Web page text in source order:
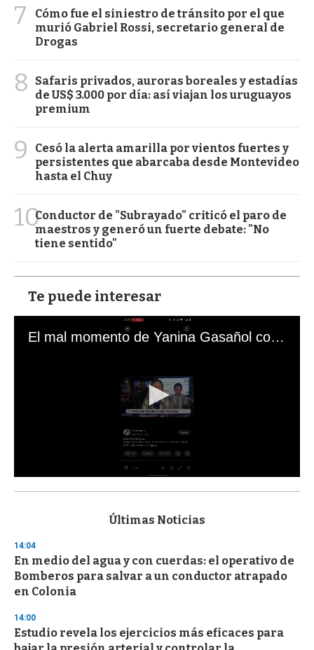
7
Cómo fue el siniestro de tránsito por el que
murió Gabriel Rossi, secretario general de
Drogas
8
Safaris privados, auroras boreales y estadías
de US$ 3.000 por día: así viajan los uruguayos
premium
9
Cesó la alerta amarilla por vientos fuertes y
persistentes que abarcaba desde Montevideo
hasta el Chuy
10Conductor de "Subrayado" criticó el paro de
maestros y generó un fuerte debate: "No
tiene sentido"
Te puede interesar
El mal momento de Yanina Gasañol con un hincha argentino en "Subrayado"
s
d
s
o
f
3
s
e
c
Últimas Noticias
14:04
En medio del agua y con cuerdas: el operativo de
Bomberos para salvar a un conductor atrapado
en Colonia
14:00
Estudio revela los ejercicios más eficaces para